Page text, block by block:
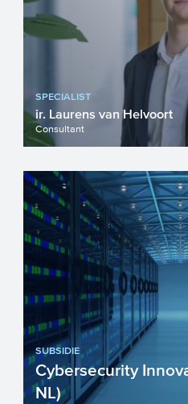
SPECIALIST
ir. Laurens van Helvoort
Consultant
SUBSIDIE
Cybersecurity
NL)